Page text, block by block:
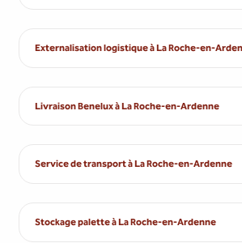
Externalisation logistique à La Roche-en-
Livraison Benelux à La Roche-en-Ardenne
Service de transport à La Roche-en-Ardenne
Stockage palette à La Roche-en-Ardenne